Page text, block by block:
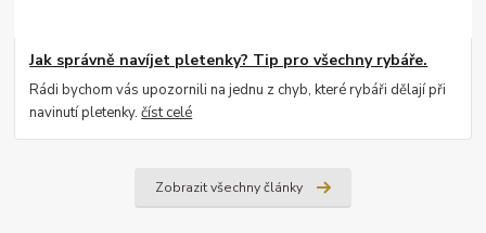
Jak správně navíjet pletenky? Tip pro všechny rybáře.
Rádi bychom vás upozornili na jednu z chyb, které rybáři dělají při
navinutí pletenky.číst celé
Zobrazit všechny články